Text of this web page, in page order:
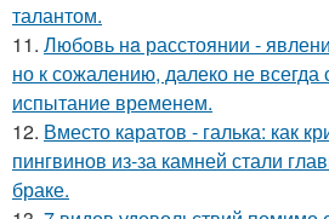
талантом.
11. Любoвь нa расстоянии -
но к сожалению, далеко не
испытание временем.
12. Вместо каратов - галька: как
пингвинов из-за камней стали
браке.